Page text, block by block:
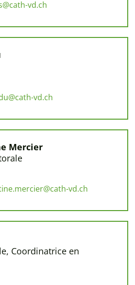
vd.ch
vd.ch
Mercier
vd.ch
Coordinatrice en